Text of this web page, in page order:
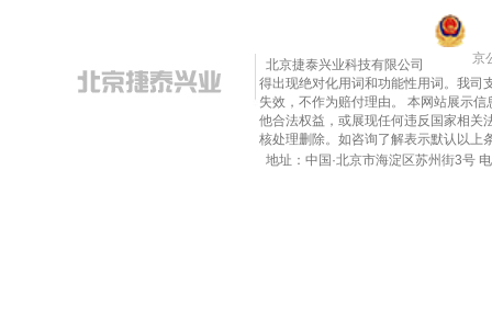
北京捷泰兴业科技有限公司
京
得出现绝对化用词和功能性用词。我司
失效，不作为赔付理由。 本网站展示
他合法权益，或展现任何违反国家相
核处理删除。如咨询了解表示默认以上
地址：中国·北京市海淀区苏州街3号